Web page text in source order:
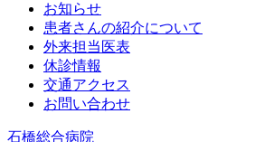
お知らせ
患者さんの紹介について
外来担当医表
休診情報
交通アクセス
お問い合わせ
石橋総合病院